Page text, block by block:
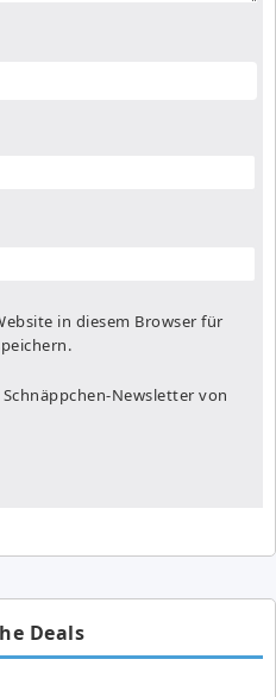
in diesem Browser für
Newsletter von
Deals